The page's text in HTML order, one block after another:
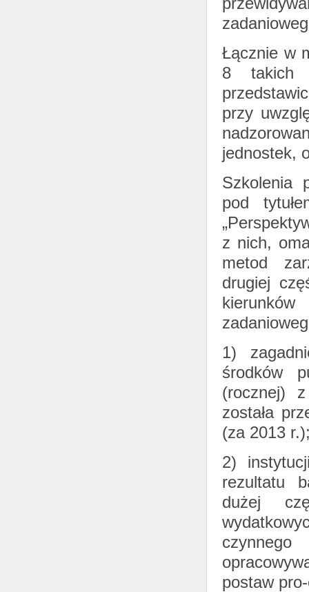
Łącznie w
8 takich
przy
jednostek,
Szkolenia
pod
z nich,
metod
drugiej
1)
środków
(rocznej)
została
(za 2013
2)
rezultatu
dużej
postaw